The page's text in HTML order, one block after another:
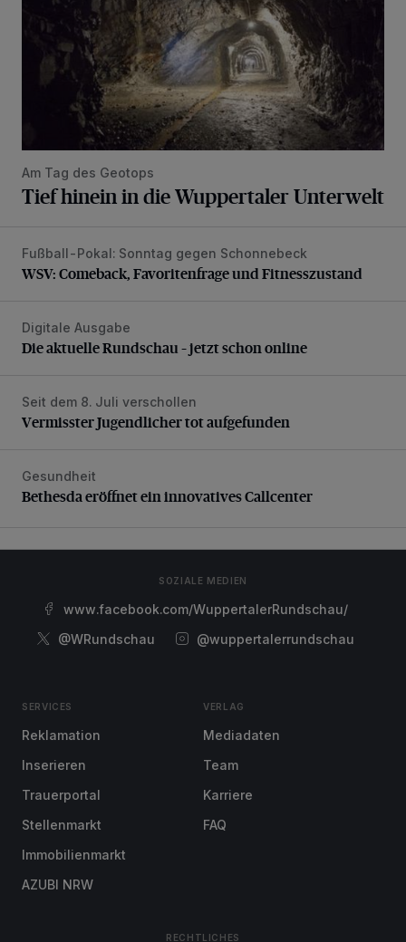
Am Tag des Geotops
Tief hinein in die Wuppertaler Unterwelt
WSV: Comeback, Favoritenfrage und Fitnesszustand
Fußball-Pokal: Sonntag gegen Schonnebeck
WSV: Comeback, Favoritenfrage und Fitnesszustand
Die aktuelle Rundschau – jetzt schon online
Digitale Ausgabe
Die aktuelle Rundschau – jetzt schon online
Vermisster Jugendlicher tot aufgefunden
Seit dem 8. Juli verschollen
Vermisster Jugendlicher tot aufgefunden
Bethesda eröffnet ein innovatives Callcenter
Gesundheit
Bethesda eröffnet ein innovatives Callcenter
SOZIALE MEDIEN
www.facebook.com/WuppertalerRundschau/
@WRundschau
@wuppertalerrundschau
SERVICES
Reklamation
Inserieren
Trauerportal
Stellenmarkt
Immobilienmarkt
AZUBI NRW
VERLAG
Mediadaten
Team
Karriere
FAQ
RECHTLICHES